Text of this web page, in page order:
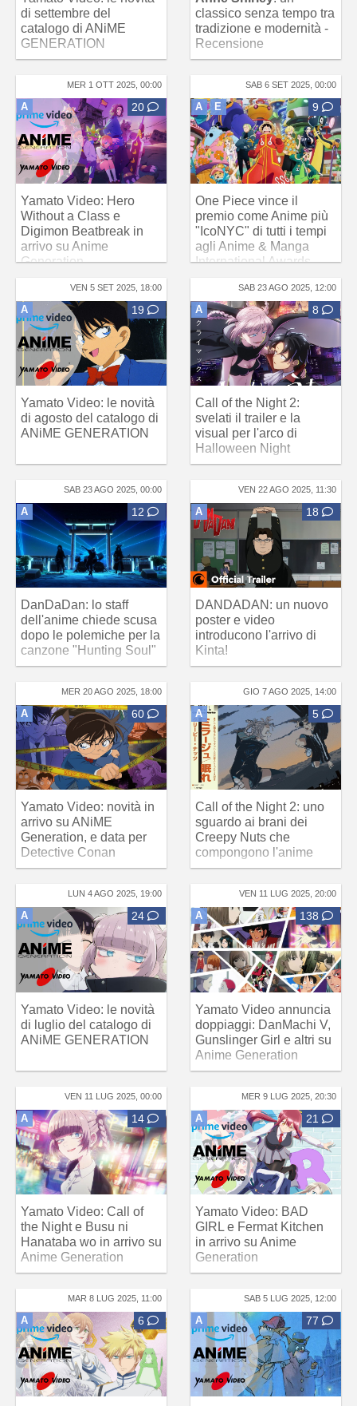
di settembre del
catalogo di ANiME
GENERATION
classico senza tempo tra
tradizione e modernità -
Recensione
MER 1 OTT 2025, 00:00
A 20
Yamato Video: Hero
Without a Class e
Digimon Beatbreak in
arrivo su Anime
Generation
SAB 6 SET 2025, 00:00
A E 9
One Piece vince il
premio come Anime più
"IcoNYC" di tutti i tempi
agli Anime & Manga
International Awards
VEN 5 SET 2025, 18:00
A 19
Yamato Video: le novità
di agosto del catalogo di
ANiME GENERATION
SAB 23 AGO 2025, 12:00
A 8
Call of the Night 2:
svelati il trailer e la
visual per l'arco di
Halloween Night
SAB 23 AGO 2025, 00:00
A 12
DanDaDan: lo staff
dell'anime chiede scusa
dopo le polemiche per la
canzone "Hunting Soul"
VEN 22 AGO 2025, 11:30
A 18
DANDADAN: un nuovo
poster e video
introducono l'arrivo di
Kinta!
MER 20 AGO 2025, 18:00
A 60
Yamato Video: novità in
arrivo su ANiME
Generation, e data per
Detective Conan
GIO 7 AGO 2025, 14:00
A 5
Call of the Night 2: uno
sguardo ai brani dei
Creepy Nuts che
compongono l'anime
LUN 4 AGO 2025, 19:00
A 24
Yamato Video: le novità
di luglio del catalogo di
ANiME GENERATION
VEN 11 LUG 2025, 20:00
A 138
Yamato Video annuncia
doppiaggi: DanMachi V,
Gunslinger Girl e altri su
Anime Generation
VEN 11 LUG 2025, 00:00
A 14
Yamato Video: Call of
the Night e Busu ni
Hanataba wo in arrivo su
Anime Generation
MER 9 LUG 2025, 20:30
A 21
Yamato Video: BAD
GIRL e Fermat Kitchen
in arrivo su Anime
Generation
MAR 8 LUG 2025, 11:00
A 6
SAB 5 LUG 2025, 12:00
A 77